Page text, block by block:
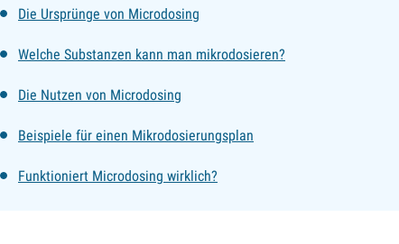
Die Ursprünge von Microdosing
Welche Substanzen kann man mikrodosieren?
Die Nutzen von Microdosing
Beispiele für einen Mikrodosierungsplan
Funktioniert Microdosing wirklich?